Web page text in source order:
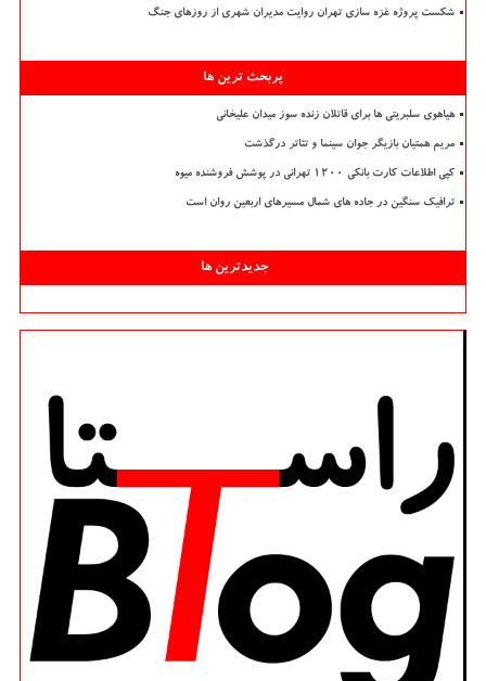
شکست پروژه غزه سازی تهران روایت مدیران شهری از روزهای جنگ
پربحث ترین ها
هیاهوی سلبریتی ها برای قاتلان زنده سوز میدان علیخانی
مریم همتیان بازیگر جوان سینما و تئاتر درگذشت
کپی اطلاعات کارت بانکی ۱۲۰۰ تهرانی در پوشش فروشنده میوه
ترافیک سنگین در جاده های شمال مسیرهای اربعین روان است
جدیدترین ها